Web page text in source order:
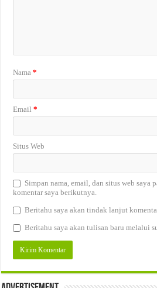
Nama*
Email*
Situs Web
Simpan nama, email, dan situs web saya
komentar saya berikutnya.
Beritahu saya akan tindak lanjut
Beritahu saya akan tulisan baru melalui